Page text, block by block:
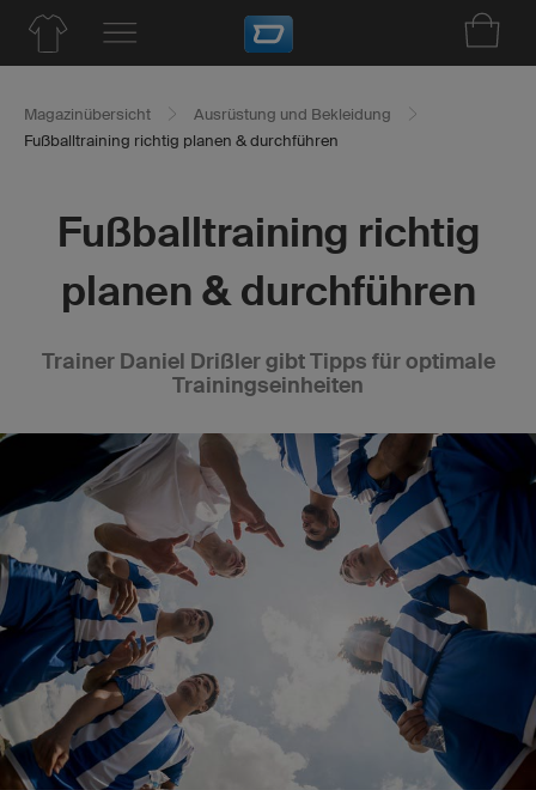
Magazinübersicht
Ausrüstung und Bekleidung
Fußballtraining richtig planen & durchführen
Fußballtraining richtig
planen & durchführen
Trainer Daniel Drißler gibt Tipps für optimale
Trainingseinheiten